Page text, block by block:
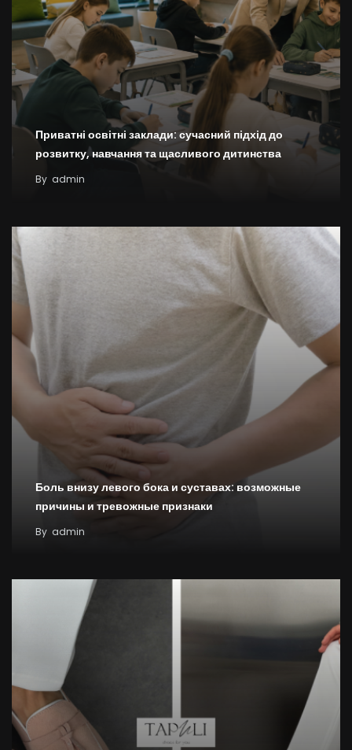
Приватні освітні заклади: сучасний підхід до
розвитку, навчання та щасливого дитинства
By admin
Боль внизу левого бока и суставах: возможные
причины и тревожные признаки
By admin